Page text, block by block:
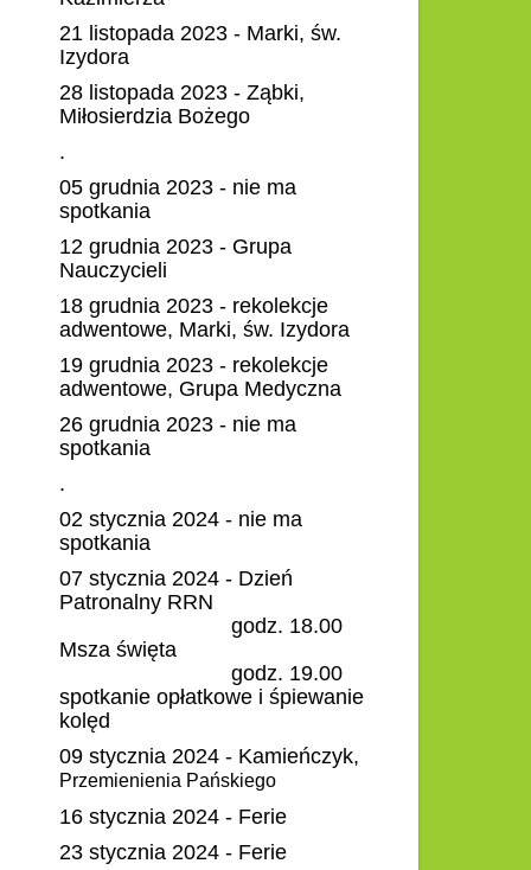
21 listopada 2023 - Marki, św.
Izydora
28 listopada 2023 - Ząbki,
Miłosierdzia Bożego
.
05 grudnia 2023 - nie ma
spotkania
12 grudnia 2023 - Grupa
Nauczycieli
18 grudnia 2023 - rekolekcje
adwentowe, Marki, św. Izydora
19 grudnia 2023 - rekolekcje
adwentowe, Grupa Medyczna
26 grudnia 2023 - nie ma
spotkania
.
02 stycznia 2024 - nie ma
spotkania
07 stycznia 2024 - Dzień
Patronalny RRN
godz. 18.00
Msza święta
godz. 19.00
spotkanie opłatkowe i śpiewanie
kolęd
09 stycznia 2024 - Kamieńczyk,
Przemienienia Pańskiego
16 stycznia 2024 - Ferie
23 stycznia 2024 - Ferie